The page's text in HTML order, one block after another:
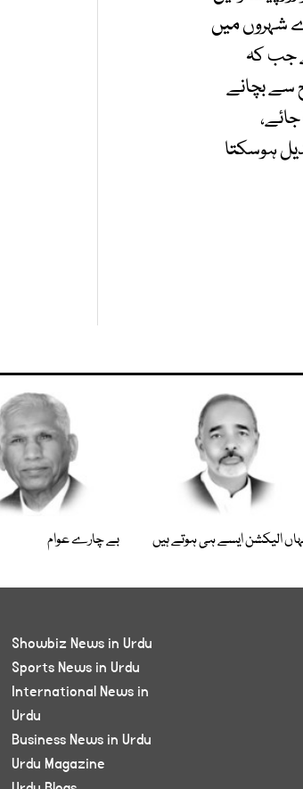
شہروں میں
جب کہ
سے بچانے
ہوسکتا
الیکشن ایسے ہی ہوتے ہیں بے چارے عوام
Showbiz News in Urdu
Sports News in Urdu
International News in
Urdu
Business News in Urdu
Urdu Magazine